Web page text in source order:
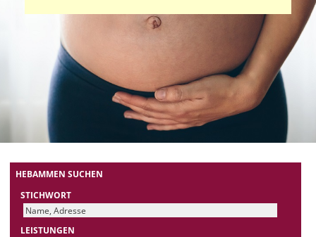
HEBAMMEN SUCHEN
STICHWORT
LEISTUNGEN